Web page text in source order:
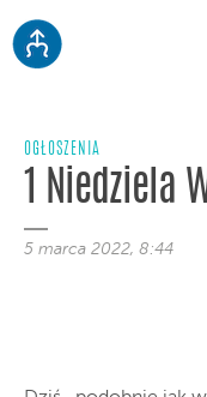
OGŁOSZENIA
1 Niedziela
5 marca 2022, 8:44